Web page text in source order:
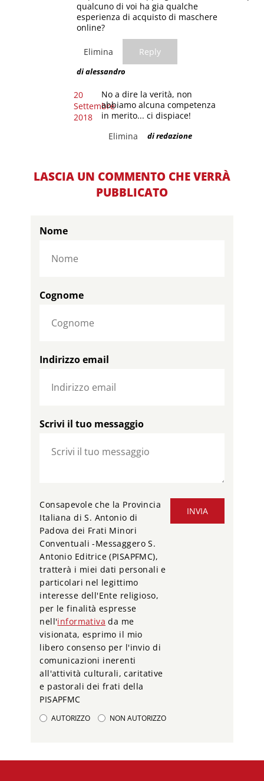
qualcuno di voi ha gia qualche
esperienza di acquisto di maschere
online?
Elimina Reply
di alessandro
20
Settembre
2018
No a dire la verità, non
abbiamo alcuna competenza
in merito... ci dispiace!
Elimina
di redazione
LASCIA UN COMMENTO CHE VERRÀ
PUBBLICATO
Nome
Cognome
Indirizzo email
Scrivi il tuo messaggio
INVIA
Consapevole che la Provincia
Italiana di S. Antonio di
Padova dei Frati Minori
Conventuali -Messaggero S.
Antonio Editrice (PISAPFMC),
tratterà i miei dati personali e
particolari nel legittimo
interesse dell'Ente religioso,
per le finalità espresse
nell'informativa da me
visionata, esprimo il mio
libero consenso per l'invio di
comunicazioni inerenti
all'attività culturali, caritative
e pastorali dei frati della
PISAPFMC
AUTORIZZO NON AUTORIZZO